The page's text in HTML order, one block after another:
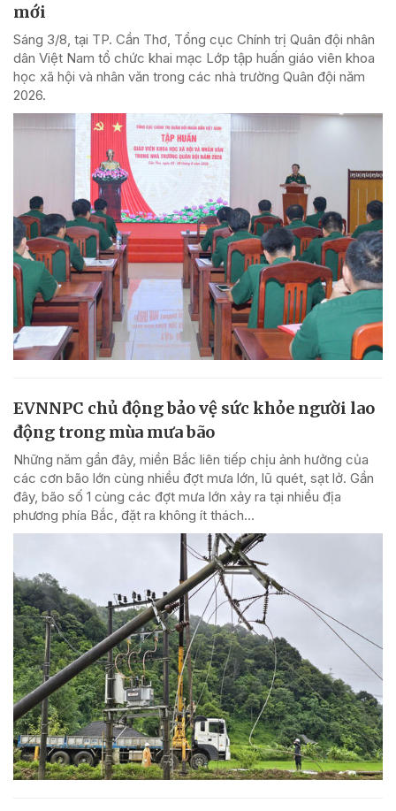
mới
Sáng 3/8, tại TP. Cần Thơ, Tổng cục Chính trị Quân đội nhân
dân Việt Nam tổ chức khai mạc Lớp tập huấn giáo viên khoa
học xã hội và nhân văn trong các nhà trường Quân đội năm
2026.
EVNNPC chủ động bảo vệ sức khỏe người lao
động trong mùa mưa bão
Những năm gần đây, miền Bắc liên tiếp chịu ảnh hưởng của
các cơn bão lớn cùng nhiều đợt mưa lớn, lũ quét, sạt lở. Gần
đây, bão số 1 cùng các đợt mưa lớn xảy ra tại nhiều địa
phương phía Bắc, đặt ra không ít thách...